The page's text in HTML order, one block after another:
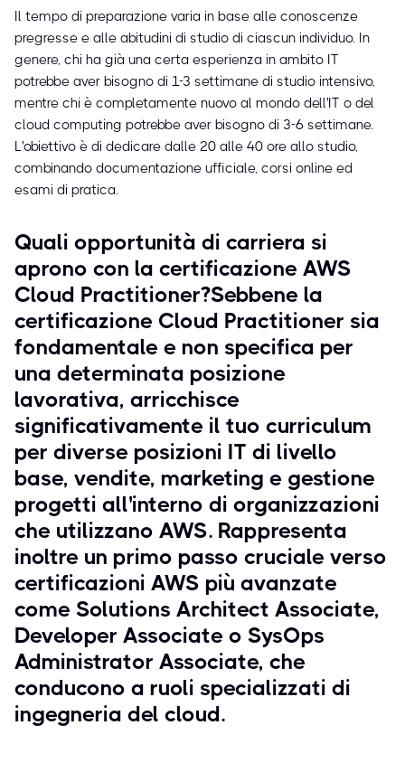
Il tempo di preparazione varia in base alle conoscenze
pregresse e alle abitudini di studio di ciascun individuo. In
genere, chi ha già una certa esperienza in ambito IT
potrebbe aver bisogno di 1-3 settimane di studio intensivo,
mentre chi è completamente nuovo al mondo dell'IT o del
cloud computing potrebbe aver bisogno di 3-6 settimane.
L'obiettivo è di dedicare dalle 20 alle 40 ore allo studio,
combinando documentazione ufficiale, corsi online ed
esami di pratica.
Quali opportunità di carriera si
aprono con la certificazione AWS
Cloud Practitioner?Sebbene la
certificazione Cloud Practitioner sia
fondamentale e non specifica per
una determinata posizione
lavorativa, arricchisce
significativamente il tuo curriculum
per diverse posizioni IT di livello
base, vendite, marketing e gestione
progetti all'interno di organizzazioni
che utilizzano AWS. Rappresenta
inoltre un primo passo cruciale verso
certificazioni AWS più avanzate
come Solutions Architect Associate,
Developer Associate o SysOps
Administrator Associate, che
conducono a ruoli specializzati di
ingegneria del cloud.